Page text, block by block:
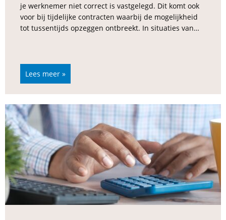
je werknemer niet correct is vastgelegd. Dit komt ook
voor bij tijdelijke contracten waarbij de mogelijkheid
tot tussentijds opzeggen ontbreekt. In situaties van…
Lees meer »